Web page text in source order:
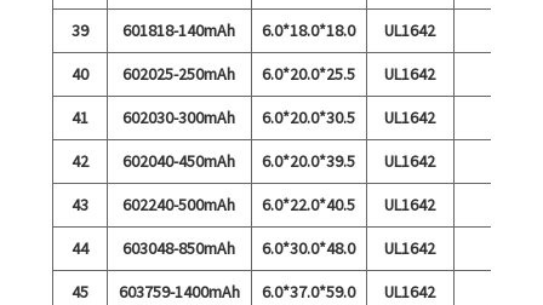
39
601818-140mAh 6.0*18.0*18.0
UL1642
40
602025-250mAh 6.0*20.0*25.5
UL1642
41
602030-300mAh 6.0*20.0*30.5
UL1642
42
602040-450mAh 6.0*20.0*39.5
UL1642
43
602240-500mAh 6.0*22.0*40.5
UL1642
44
603048-850mAh 6.0*30.0*48.0
UL1642
45
603759-1400mAh 6.0*37.0*59.0
UL1642